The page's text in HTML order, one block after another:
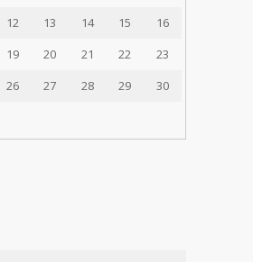
12 13 14 15
16
19 20 21 22
23
26 27 28 29
30